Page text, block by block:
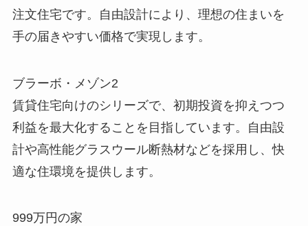
注文住宅です。自由設計により、理想の住まいを
手の届きやすい価格で実現します。
ブラーボ・メゾン2
賃貸住宅向けのシリーズで、初期投資を抑えつつ
利益を最大化することを目指しています。自由設
計や高性能グラスウール断熱材などを採用し、快
適な住環境を提供します。
999万円の家